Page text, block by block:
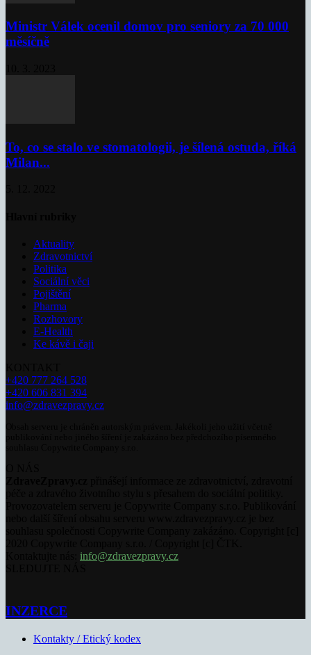
Ministr Válek ocenil domov pro seniory za 70 000
měsíčně
To, co se stalo ve stomatologii, je šílená ostuda, říká
Milan...
Aktuality
Zdravotnictví
Politika
Sociální věci
Pojištění
Pharma
Rozhovory
E-Health
Ke kávě i čaji
+420 777 264 528
+420 606 831 394
info@zdravezpravy.cz
info@zdravezpravy.cz
INZERCE
Kontakty / Etický kodex